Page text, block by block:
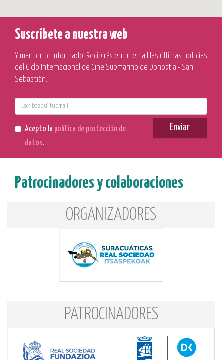
Suscríbete a nuestra web
Y mantente informado. Recibirás en tu email las últimas noticias
del Ciclo Internacional de Cine Submarino de Donostia - San
Sebastián.
Acepto la política de protección de
datos.
Enviar
Patrocinadores y colaboraciones
ORGANIZADORES
PATROCINADORES